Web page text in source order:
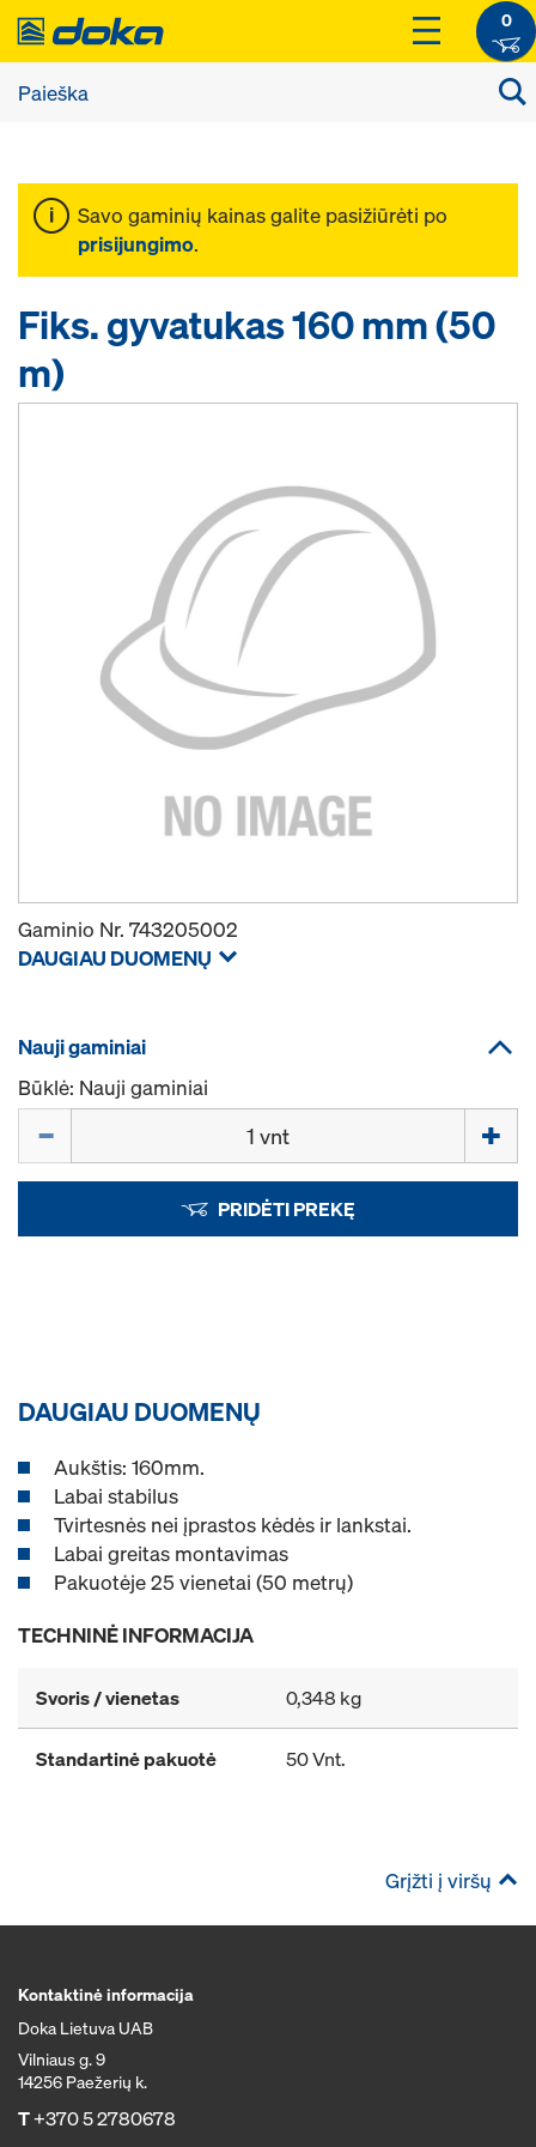
0
Savo gaminių kainas galite pasižiūrėti po
prisijungimo.
Fiks. gyvatukas 160 mm (50
m)
Gaminio Nr. 743205002
DAUGIAU DUOMENŲ
Nauji gaminiai
Būklė: Nauji gaminiai
PRIDĖTI PREKĘ
DAUGIAU DUOMENŲ
Aukštis: 160mm.
Labai stabilus
Tvirtesnės nei įprastos kėdės ir lankstai.
Labai greitas montavimas
Pakuotėje 25 vienetai (50 metrų)
TECHNINĖ INFORMACIJA
Svoris / vienetas 0,348 kg
Standartinė pakuotė 50 Vnt.
Grįžti į viršų
Kontaktinė informacija
Doka Lietuva UAB
Vilniaus g. 9
14256 Paežerių k.
T+370 5 2780678